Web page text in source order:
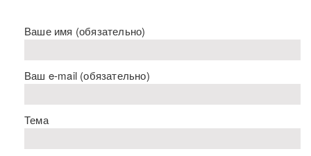
Ваше имя (обязательно)
Ваш e-mail (обязательно)
Тема